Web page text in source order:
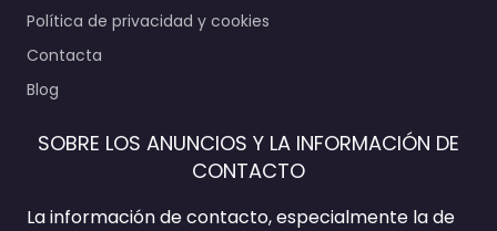
Política de privacidad y cookies
Contacta
Blog
SOBRE LOS ANUNCIOS Y LA INFORMACIÓN DE
CONTACTO
La información de contacto, especialmente la de